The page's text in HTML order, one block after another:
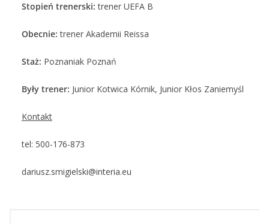
Stopień trenerski: trener UEFA B
Obecnie: trener Akademii Reissa
Staż: Poznaniak Poznań
Były trener: Junior Kotwica Kórnik, Junior Kłos Zaniemyśl
Kontakt
tel: 500-176-873
dariusz.smigielski@interia.eu